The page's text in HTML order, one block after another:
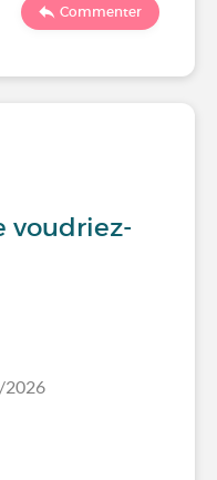
Commenter
voudriez-
2026